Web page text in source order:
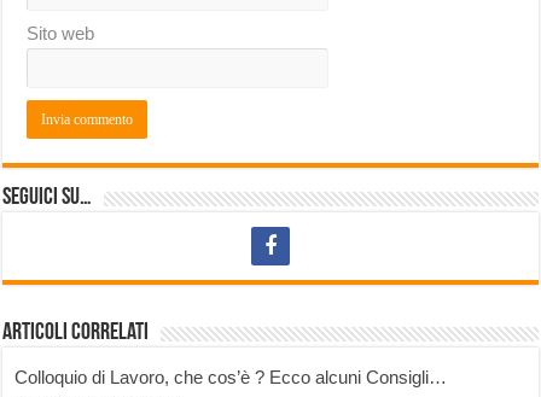
Sito web
Seguici su…
Articoli correlati
Colloquio di Lavoro, che cos’è ? Ecco alcuni Consigli…